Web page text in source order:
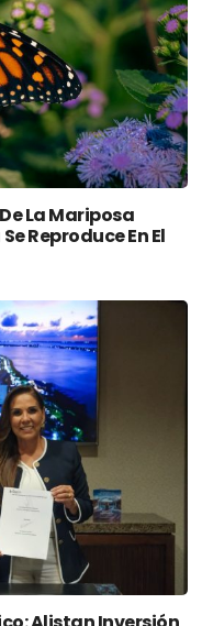
La Mariposa
Reproduce En El